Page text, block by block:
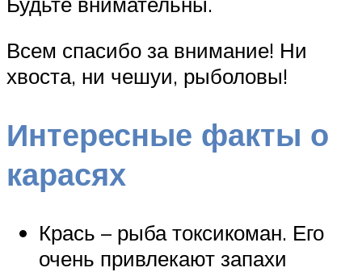
Всем спасибо за внимание! Ни
хвоста, ни чешуи, рыболовы!
Интересные факты о
карасях
Крась – рыба токсикоман. Его
очень привлекают запахи